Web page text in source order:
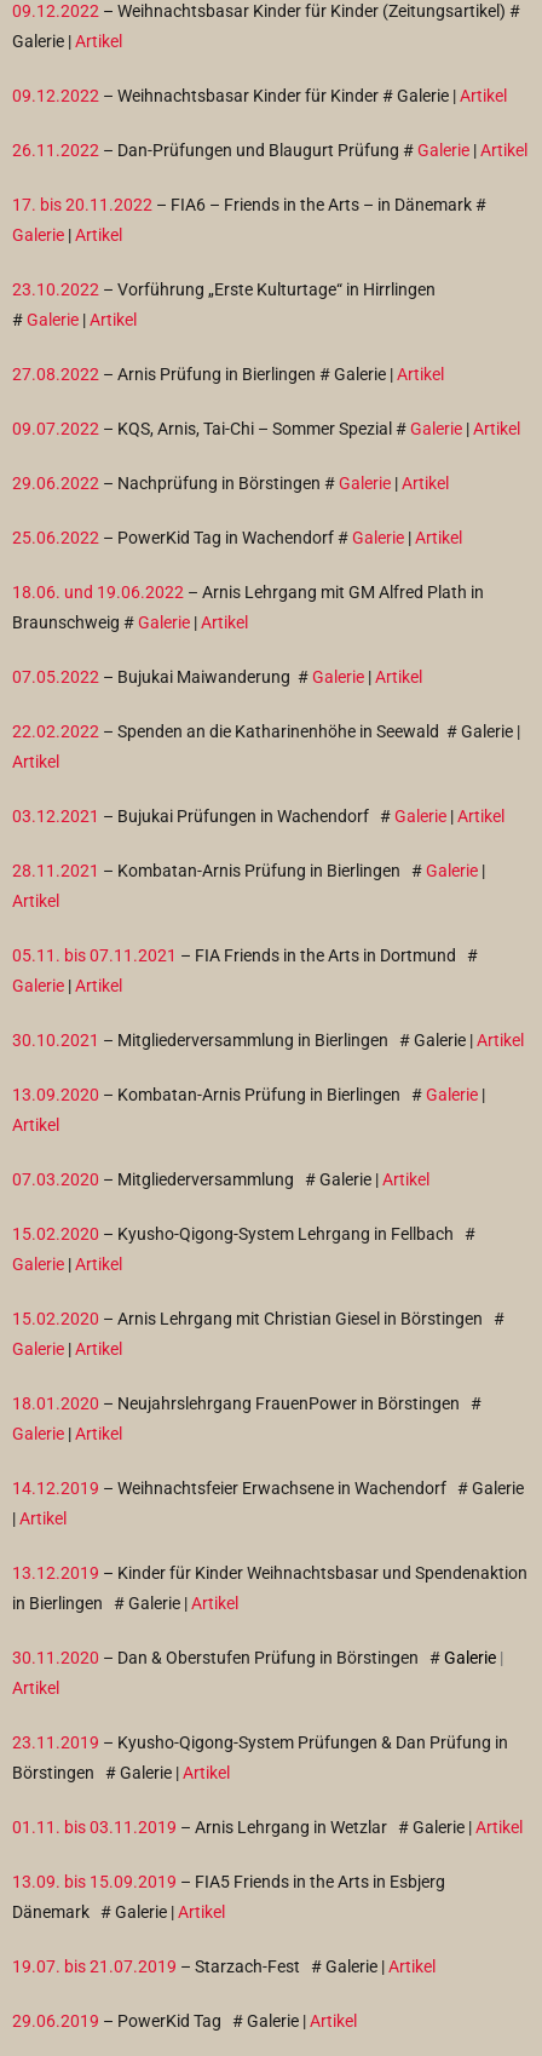
09.12.2022 – Weihnachtsbasar Kinder für Kinder (Zeitungsartikel) #
Galerie |Artikel
09.12.2022 – Weihnachtsbasar Kinder für Kinder #Galerie |Artikel
26.11.2022 – Dan-Prüfungen und Blaugurt Prüfung #Galerie |Artikel
17. bis 20.11.2022 – FIA6 – Friends in the Arts – in Dänemark #
Galerie |Artikel
23.10.2022 – Vorführung „Erste Kulturtage“ in Hirrlingen
#Galerie |Artikel
27.08.2022 – Arnis Prüfung in Bierlingen #Galerie |Artikel
09.07.2022 – KQS, Arnis, Tai-Chi – Sommer Spezial #Galerie |Artikel
29.06.2022 – Nachprüfung in Börstingen #Galerie |Artikel
25.06.2022 – PowerKid Tag in Wachendorf #Galerie |Artikel
18.06. und 19.06.2022 – Arnis Lehrgang mit GM Alfred Plath in
Braunschweig #Galerie |Artikel
07.05.2022 – Bujukai Maiwanderung #Galerie |Artikel
22.02.2022 – Spenden an die Katharinenhöhe in Seewald # Galerie |
Artikel
03.12.2021 – Bujukai Prüfungen in Wachendorf #Galerie |Artikel
28.11.2021 – Kombatan-Arnis Prüfung in Bierlingen #Galerie |
Artikel
05.11. bis 07.11.2021 – FIA Friends in the Arts in Dortmund #
Galerie |Artikel
30.10.2021 – Mitgliederversammlung in Bierlingen # Galerie |Artikel
13.09.2020 – Kombatan-Arnis Prüfung in Bierlingen #Galerie |
Artikel
07.03.2020 – Mitgliederversammlung # Galerie |Artikel
15.02.2020 – Kyusho-Qigong-System Lehrgang in Fellbach #
Galerie |Artikel
15.02.2020 – Arnis Lehrgang mit Christian Giesel in Börstingen #
Galerie |Artikel
18.01.2020 – Neujahrslehrgang FrauenPower in Börstingen #
Galerie |Artikel
14.12.2019 – Weihnachtsfeier Erwachsene in Wachendorf # Galerie
|Artikel
13.12.2019 – Kinder für Kinder Weihnachtsbasar und Spendenaktion
in Bierlingen # Galerie |Artikel
30.11.2020 – Dan & Oberstufen Prüfung in Börstingen #Galerie |
Artikel
23.11.2019 – Kyusho-Qigong-System Prüfungen & Dan Prüfung in
Börstingen # Galerie |Artikel
01.11. bis 03.11.2019 – Arnis Lehrgang in Wetzlar # Galerie |Artikel
13.09. bis 15.09.2019 – FIA5 Friends in the Arts in Esbjerg
Dänemark # Galerie |Artikel
19.07. bis 21.07.2019 – Starzach-Fest # Galerie |Artikel
29.06.2019 – PowerKid Tag # Galerie |Artikel